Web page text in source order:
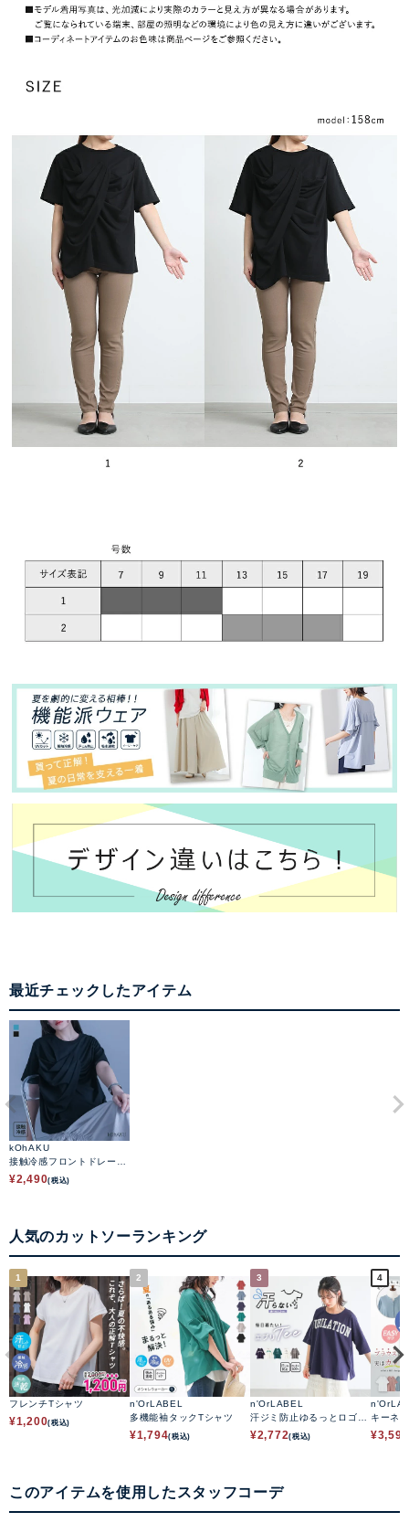
最近チェックしたアイテム
kOhAKU
接触冷感フロントドレープ
カットソー
¥2,490(税込)
人気のカットソーランキング
1
フレンチTシャツ
¥1,200(税込)
2
n'OrLABEL
多機能袖タックTシャツ
¥1,794(税込)
3
n'OrLABEL
汗ジミ防止ゆるっとロゴT
シャツ
¥2,772(税込)
4
キーネ
ソーシ
¥3,590
このアイテムを使用したスタッフコーデ